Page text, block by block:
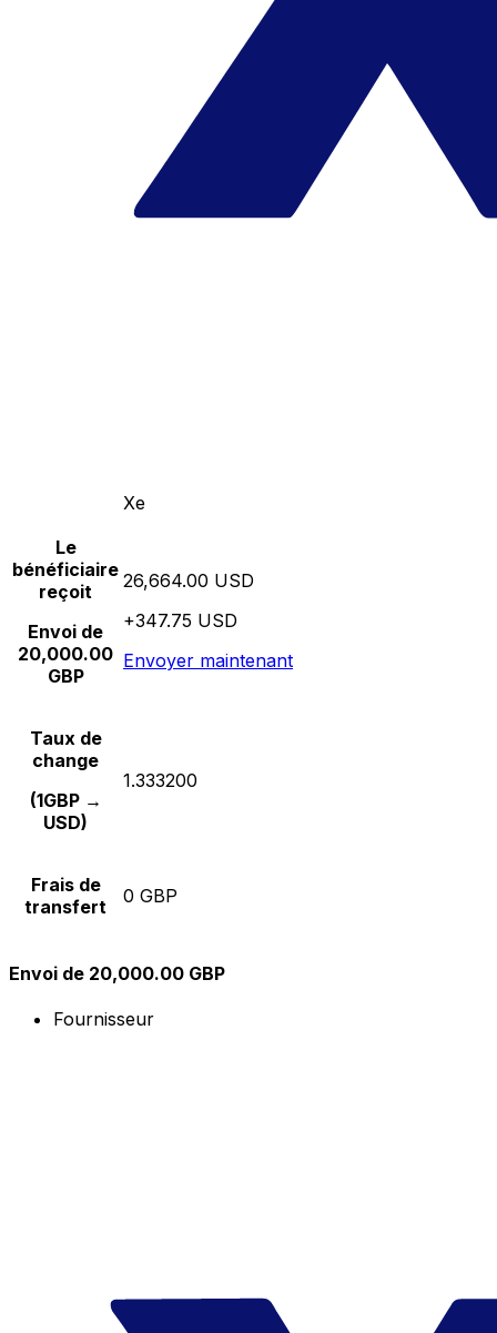
Xe
Le
bénéficiaire
reçoit
Envoi de
20,000.00
GBP
26,664.00 USD
+347.75 USD
Envoyer maintenant
Taux de
change
(1GBP →
USD)
1.333200
Frais de
transfert
0 GBP
Envoi de 20,000.00 GBP
Fournisseur